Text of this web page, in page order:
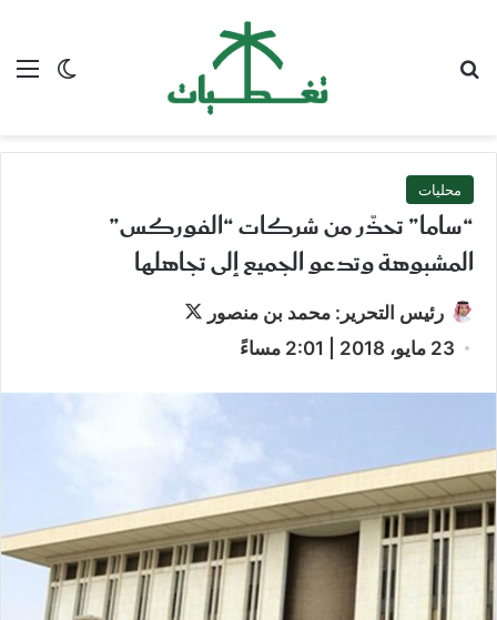
الوضع
محليات
“ساما” تحذّر من شركات “الفوركس”
المشبوهة وتدعو الجميع إلى تجاهلها‎‏‎‏
رئيس التحرير: محمد بن منصور
23 مايو، 2018 | 2:01 مساءً